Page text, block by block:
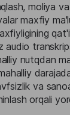
moliya
maxfiy
audio
nutqdan
va
orqali